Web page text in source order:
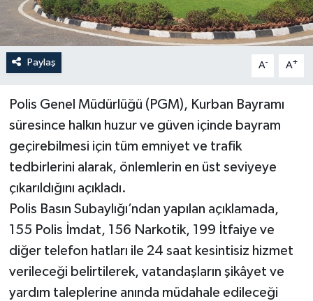
Paylaş A- A+
Polis Genel Müdürlüğü (PGM), Kurban Bayramı
süresince halkın huzur ve güven içinde bayram
geçirebilmesi için tüm emniyet ve trafik
tedbirlerini alarak, önlemlerin en üst seviyeye
çıkarıldığını açıkladı.
Polis Basın Subaylığı’ndan yapılan açıklamada,
155 Polis İmdat, 156 Narkotik, 199 İtfaiye ve
diğer telefon hatları ile 24 saat kesintisiz hizmet
verileceği belirtilerek, vatandaşların şikâyet ve
yardım taleplerine anında müdahale edileceği